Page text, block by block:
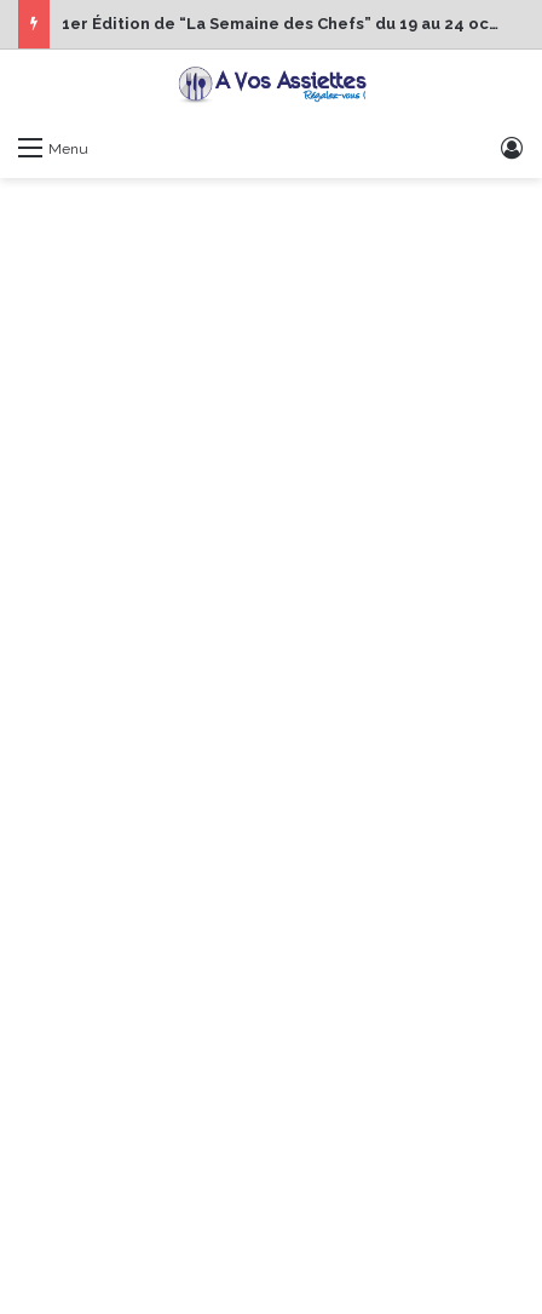
1er Édition de “La Semaine des Chefs” du 19 au 24 octobre 2026
Menu